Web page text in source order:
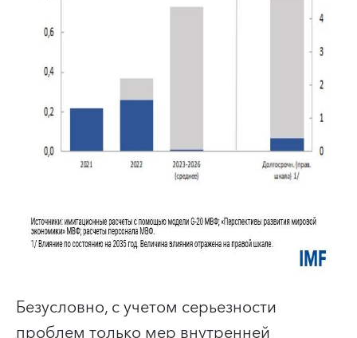
Безусловно, с учетом серьезности